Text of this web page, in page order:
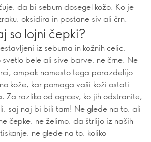
da bi sebum dosegel kožo. Ko je
oksidira in postane siv ali črn.
so lojni čepki?
iz sebuma in kožnih celic,
bele ali sive barve, ne črne. Ne
ampak namesto tega porazdelijo
kože, kar pomaga vaši koži ostati
Za razliko od ogrcev, ko jih odstranite,
saj naj bi bili tam! Ne glede na to, ali
čepke, ne želimo, da štrlijo iz naših
ne glede na to, koliko